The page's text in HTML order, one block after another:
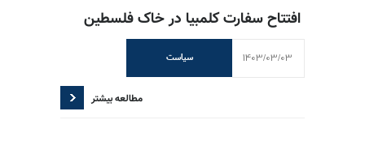
افتتاح سفارت کلمبیا در خاک فلسطین
سیاست 1403/03/03
مطالعه بیشتر